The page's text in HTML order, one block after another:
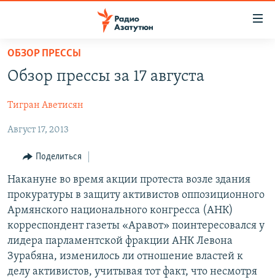
Перейти
основному
Перейти
навигации
поиску
ГЛАВНАЯ
НОВОСТИ
ПОЛИТИКА
ОБЩЕСТВО
ЭКОНОМИКА
РЕГИОН
НАГОРНЫЙ КАРАБАХ
КУЛЬТУРА
СПОРТ
АРХИВ
ОБЗОР ПРЕССЫ
Обзор прессы за 17 августа
Тигран Аветисян
Август 17, 2013
Поделиться
Накануне во время акции протеста возле здания
прокуратуры в защиту активистов оппозиционного
Армянского национального конгресса (АНК)
корреспондент газеты «Аравот» поинтересовался у
лидера парламентской фракции АНК Левона
Зурабяна, изменилось ли отношение властей к
делу активистов, учитывая тот факт, что несмотря